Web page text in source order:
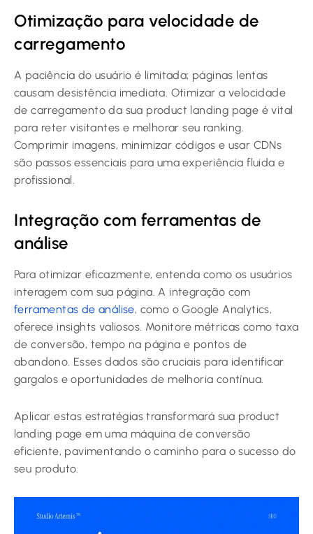
Otimização para velocidade de
carregamento
A paciência do usuário é limitada; páginas lentas
causam desistência imediata. Otimizar a velocidade
de carregamento da sua product landing page é vital
para reter visitantes e melhorar seu ranking.
Comprimir imagens, minimizar códigos e usar CDNs
são passos essenciais para uma experiência fluida e
profissional.
Integração com ferramentas de
análise
Para otimizar eficazmente, entenda como os usuários
interagem com sua página. A integração com
ferramentas de análise, como o Google Analytics,
oferece insights valiosos. Monitore métricas como taxa
de conversão, tempo na página e pontos de
abandono. Esses dados são cruciais para identificar
gargalos e oportunidades de melhoria contínua.
Aplicar estas estratégias transformará sua product
landing page em uma máquina de conversão
eficiente, pavimentando o caminho para o sucesso do
seu produto.